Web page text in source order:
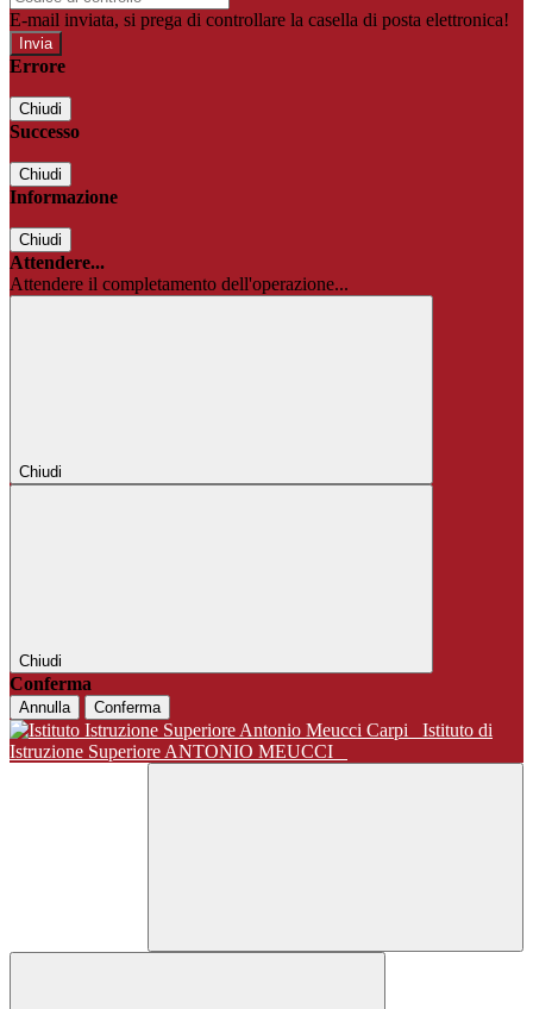
E-mail inviata, si prega di controllare la casella di posta elettronica!
Errore
Chiudi
Successo
Chiudi
Informazione
Chiudi
Attendere...
Attendere il completamento dell'operazione...
Chiudi
Chiudi
Conferma
Annulla Conferma
Istituto di
Istruzione Superiore ANTONIO MEUCCI